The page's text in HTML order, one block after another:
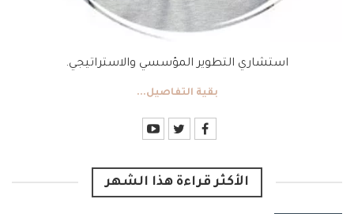
استشاري التطوير المؤسسي والاستراتيجي.
بقية التفاصيل...
الأكثر قراءة هذا الشهر